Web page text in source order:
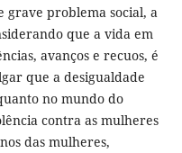
grave problema social, a
que a vida em
avanços e recuos, é
que a desigualdade
no mundo do
contra as mulheres
das mulheres,